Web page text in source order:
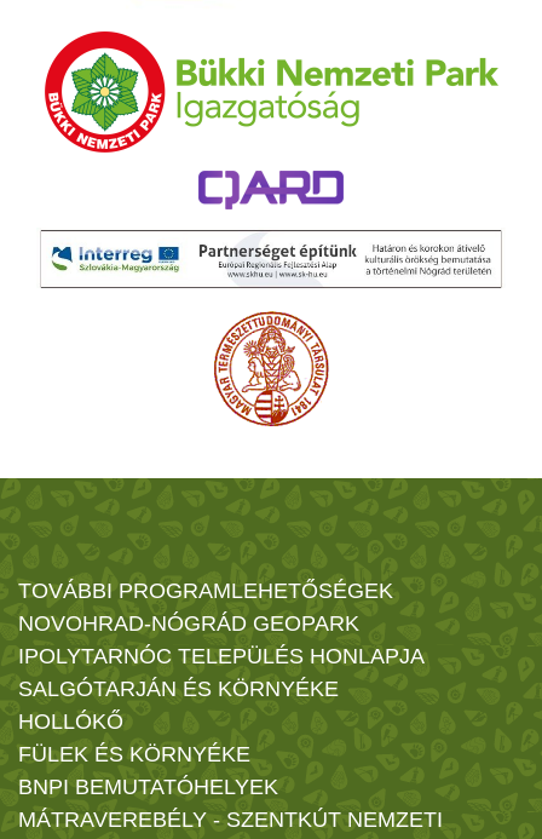
TOVÁBBI PROGRAMLEHETŐSÉGEK
NOVOHRAD-NÓGRÁD GEOPARK
IPOLYTARNÓC TELEPÜLÉS HONLAPJA
SALGÓTARJÁN ÉS KÖRNYÉKE
HOLLÓKŐ
FÜLEK ÉS KÖRNYÉKE
BNPI BEMUTATÓHELYEK
MÁTRAVEREBÉLY - SZENTKÚT NEMZETI